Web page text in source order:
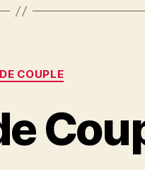
Catégories
COUPLE